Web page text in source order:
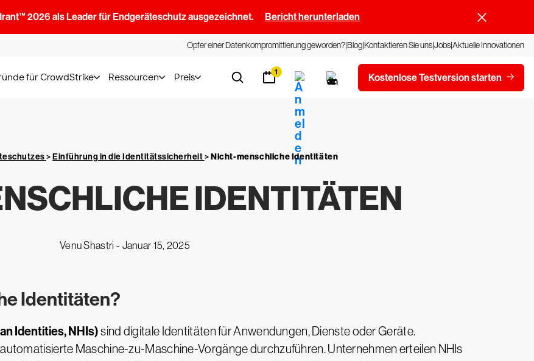
2026 als Leader für Endgeräteschutz ausgezeichnet. Bericht herunterladen
Opfer einer Datenkompromittierung geworden?BlogKontaktieren Sie unsJobsAktuelle Innovationen
für CrowdStrike Ressourcen Preis 1 Kostenlose Testversion starten
>Einführung in die Identitätssicherheit>Nicht-menschliche Identitäten
IDENTITÄTEN
Venu Shastri - Januar 15, 2025
Identitäten?
Identities, NHIs)sind digitale Identitäten für Anwendungen, Dienste oder Geräte.
Maschine-zu-Maschine-Vorgänge durchzuführen. Unternehmen erteilen NHIs